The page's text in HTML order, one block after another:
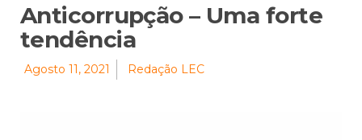
Anticorrupção – Uma forte
tendência
Agosto 11, 2021 Redação LEC